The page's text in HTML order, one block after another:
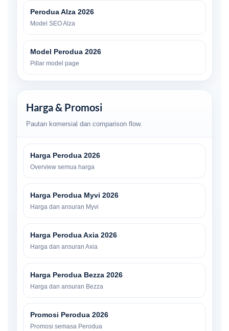
Perodua Alza 2026
Model SEO Alza
Model Perodua 2026
Pillar model page
Harga & Promosi
Pautan komersial dan comparison flow.
Harga Perodua 2026
Overview semua harga
Harga Perodua Myvi 2026
Harga dan ansuran Myvi
Harga Perodua Axia 2026
Harga dan ansuran Axia
Harga Perodua Bezza 2026
Harga dan ansuran Bezza
Promosi Perodua 2026
Promosi semasa Perodua